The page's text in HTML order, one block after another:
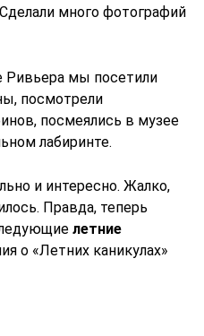
много фотографий
Ривьера мы посетили
посмотрели
посмеялись в музее
лабиринте.
и интересно. Жалко,
Правда, теперь
летние
о «Летних каникулах»